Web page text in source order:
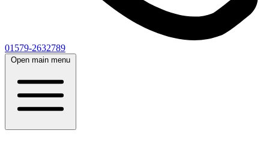
01579-2632789
Open main menu